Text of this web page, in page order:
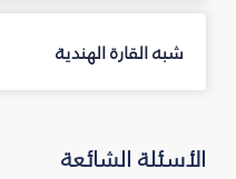
شبه القارة الهندية
الأسئلة الشائعة